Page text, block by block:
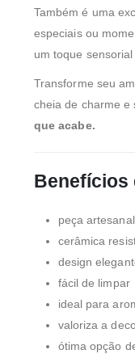
Também é uma
especiais ou
um toque sensorial
Transforme seu
cheia de charme
que acabe.
Benefícios
peça
cerâmica
design
fácil de limpar
ideal para
valoriza a
ótima opção